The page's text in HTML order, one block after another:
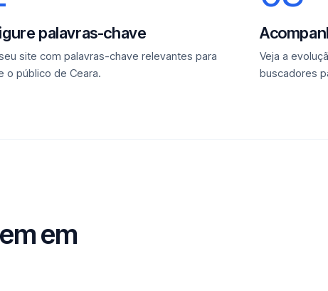
palavras-chave
site com palavras-chave relevantes para
o público de Ceara.
Veja a
buscadores
em